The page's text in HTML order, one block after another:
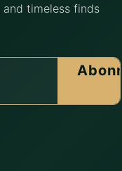
timeless finds